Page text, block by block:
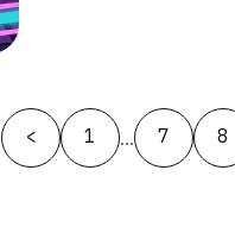
Posts
pagination
< 1 … 7 8